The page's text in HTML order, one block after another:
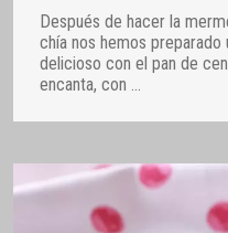
Después de hacer la
chía nos hemos preparado
delicioso con el pan de
encanta, con …